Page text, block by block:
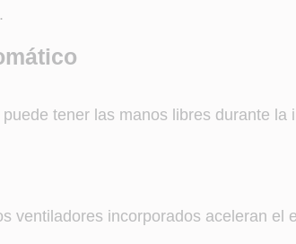
tener las manos libres durante
ventiladores incorporados aceleran